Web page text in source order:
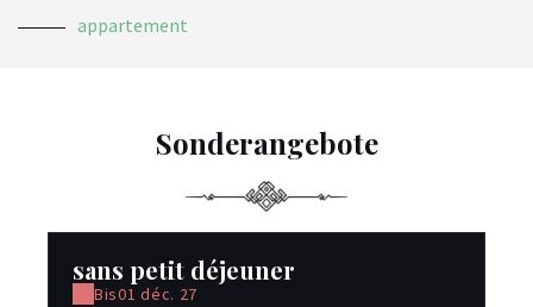
appartement
Sonderangebote
sans petit déjeuner
Bis01 déc. 27